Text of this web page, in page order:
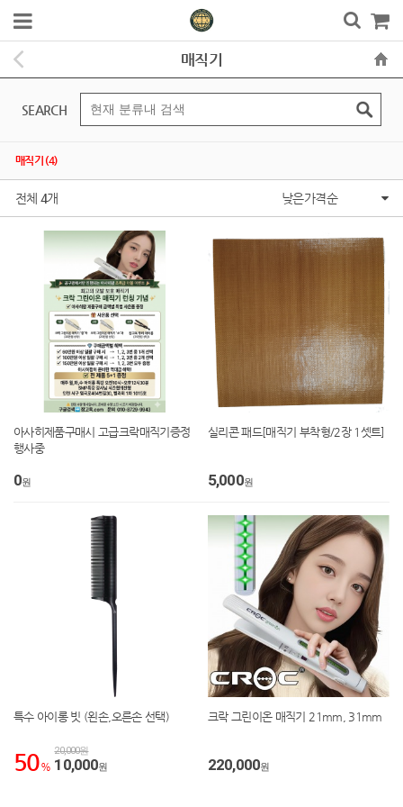
매직기
SEARCH
매직기 (4)
전체 4개 낮은가격순
아사히제품구매시 고급크락매직기증정
행사중
0원
실리콘 패드[매직기 부착형/2장 1셋트]
5,000원
특수 아이롱 빗 (왼손,오른손 선택)
50 %
20,000원
10,000원
크락 그린이온 매직기 21mm, 31mm
220,000원